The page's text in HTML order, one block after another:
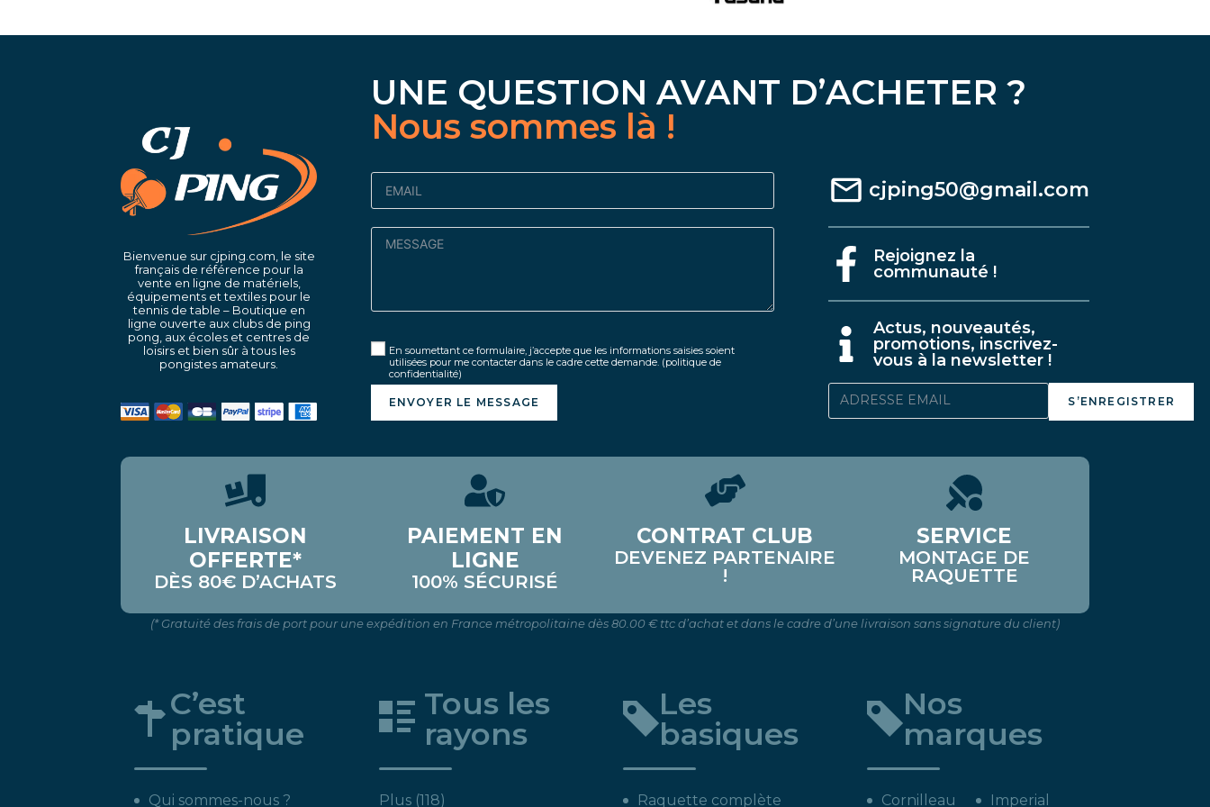
Bienvenue sur cjping.com, le site
français de référence pour la
vente en ligne de matériels,
équipements et textiles pour le
tennis de table – Boutique en
ligne ouverte aux clubs de ping
pong, aux écoles et centres de
loisirs et bien sûr à tous les
pongistes amateurs.
UNE QUESTION AVANT D’ACHETER ?
Nous sommes là !
En soumettant ce formulaire, j’accepte que les informations saisies soient
utilisées pour me contacter dans le cadre cette demande. (politique de
confidentialité)
ENVOYER LE MESSAGE
cjping50@gmail.com
Rejoignez la
communauté !
Actus, nouveautés,
promotions, inscrivez-
vous à la newsletter !
S’ENREGISTRER
LIVRAISON
OFFERTE*
DÈS 80€ D’ACHATS
PAIEMENT EN
LIGNE
100% SÉCURISÉ
CONTRAT CLUB
DEVENEZ PARTENAIRE
!
SERVICE
MONTAGE DE
RAQUETTE
(* Gratuité des frais de port pour une expédition en France métropolitaine dès 80.00 € ttc d’achat et dans le cadre d’une livraison sans signature du client)
C’est
pratique
Qui sommes-nous ?
Tous les
rayons
Plus 118118
Les
basiques
Raquette complète
Nos
marques
Cornilleau
Imperial